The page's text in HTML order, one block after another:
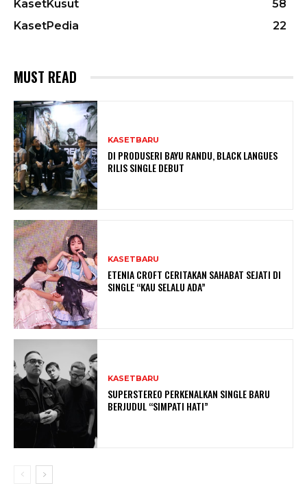
KasetKusut
58
KasetPedia
22
MUST READ
KASETBARU
DI PRODUSERI BAYU RANDU, BLACK LANGUES
RILIS SINGLE DEBUT
KASETBARU
ETENIA CROFT CERITAKAN SAHABAT SEJATI DI
SINGLE “KAU SELALU ADA”
KASETBARU
SUPERSTEREO PERKENALKAN SINGLE BARU
BERJUDUL “SIMPATI HATI”